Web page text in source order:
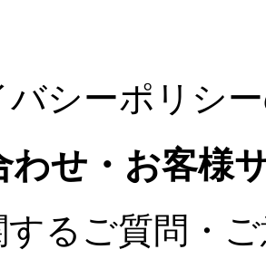
シーポリシ
わせ・お客様
るご質問・